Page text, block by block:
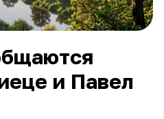
и Павел